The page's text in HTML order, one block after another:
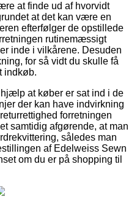
at finde ud af hvorvidt
at det kan være en
efterfølger de opstillede
rutinemæssigt
inde i vilkårene. Desuden
for så vidt du skulle få
indkøb.
at køber er sat ind i de
der kan have indvirkning
forretningen
samtidig afgørende, at man
således man
af Edelweiss Sewn
om du er på shopping til